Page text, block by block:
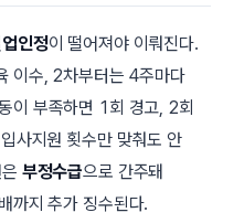
인정이 떨어져야 이뤄진다.
이수, 2차부터는 4주마다
이 부족하면 1회 경고, 2회
사지원 횟수만 맞춰도 안
부정수급으로 간주돼
까지 추가 징수된다.